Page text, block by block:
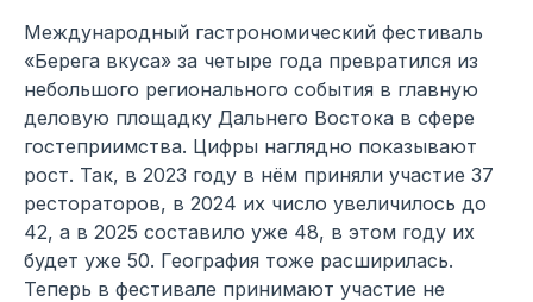
Международный гастрономический фестиваль
«Берега вкуса» за четыре года превратился из
небольшого регионального события в главную
деловую площадку Дальнего Востока в сфере
гостеприимства. Цифры наглядно показывают
рост. Так, в 2023 году в нём приняли участие 37
рестораторов, в 2024 их число увеличилось до
42, а в 2025 составило уже 48, в этом году их
будет уже 50. География тоже расширилась.
Теперь в фестивале принимают участие не